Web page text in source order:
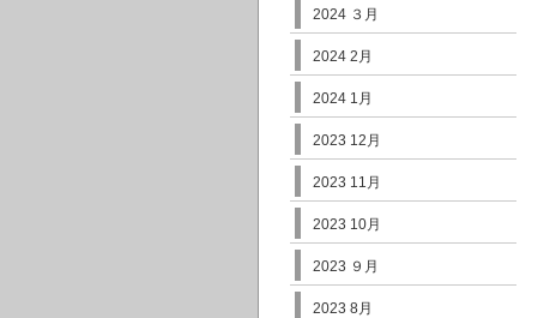
2024 ３月
2024 2月
2024 1月
2023 12月
2023 11月
2023 10月
2023 ９月
2023 8月